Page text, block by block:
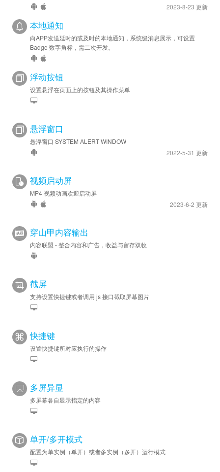
2023-8-23 更新
本地通知
向APP发送延时的或及时的本地通知，系统级消息展示，可设置
Badge 数字角标，需二次开发。
浮动按钮
设置悬浮在页面上的按钮及其操作菜单
悬浮窗口
悬浮窗口 SYSTEM ALERT WINDOW
2022-5-31 更新
视频启动屏
MP4 视频动画欢迎启动屏
2023-6-2 更新
穿山甲内容输出
内容联盟 - 整合内容和广告，收益与留存双收
截屏
支持设置快捷键或者调用 js 接口截取屏幕图片
快捷键
设置快捷键所对应执行的操作
多屏异显
多屏幕各自显示指定的内容
单开/多开模式
配置为单实例（单开）或者多实例（多开）运行模式